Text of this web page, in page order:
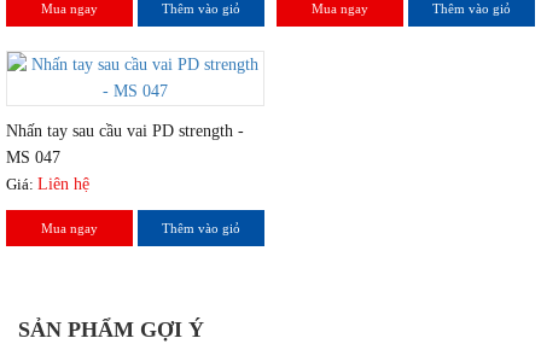
Mua ngay Thêm vào giỏ Mua ngay Thêm vào giỏ
Nhấn tay sau cầu vai PD strength -
MS 047
Giá: Liên hệ
Mua ngay Thêm vào giỏ
SẢN PHẨM GỢI Ý